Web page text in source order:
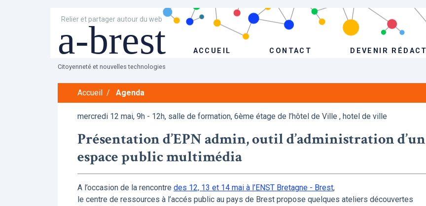
Relier et partager autour du web
a-brest ACCUEIL CONTACT DEVENIR
Citoyenneté et nouvelles technologies
Accueil / Agenda
mercredi 12 mai, 9h - 12h, salle de formation, 6ème étage de l’hôtel de Ville , hotel de ville
Présentation d’EPN admin, outil d’administration d’un
espace public multimédia
A l’occasion de la rencontre des 12, 13 et 14 mai à l’ENST Bretagne - Brest,
le centre de ressources à l’accés public au pays de Brest propose quelques ateliers découvertes